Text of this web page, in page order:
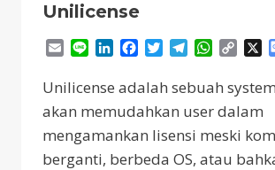
BROWSER,
SAAT
MENGAKTIFKAN
HTTP
SSL
SCAN
PROTOCOL
Unilicense
EmailLine LinkedInFacebook
TwitterTelegramCopyX
Unilicense adalah sebuah
akan memudahkan user dalam
mengamankan lisensi meski
berganti, berbeda OS, atau